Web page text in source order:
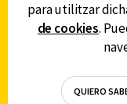
para utilitzar
de cookies.
QUIERO